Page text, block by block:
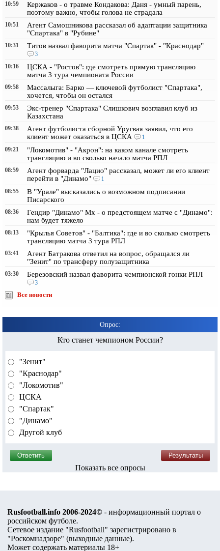
10:59
Кержаков - о травме Кондакова: Даня - умный парень,
поэтому важно, чтобы голова не страдала
10:51
Агент Самошникова рассказал об адаптации защитника
"Спартака" в "Рубине"
10:31 Титов назвал фаворита матча "Спартак" - "Краснодар"
3
10:16
ЦСКА - "Ростов": где смотреть прямую трансляцию
матча 3 тура чемпионата России
09:58
Массалыга: Барко — ключевой футболист "Спартака",
хочется, чтобы он остался
09:53
Экс-тренер "Спартака" Слишкович возглавил клуб из
Казахстана
09:38
Агент футболиста сборной Уругвая заявил, что его
клиент может оказаться в ЦСКА
1
09:21
"Локомотив" - "Акрон": на каком канале смотреть
трансляцию и во сколько начало матча РПЛ
08:59
Агент форварда "Лацио" рассказал, может ли его клиент
перейти в "Динамо"
1
08:55
В "Урале" высказались о возможном подписании
Писарского
08:36
Гендир "Динамо" Мх - о предстоящем матче с "Динамо":
нам будет тяжело
08:13
"Крылья Советов" - "Балтика": где и во сколько смотреть
трансляцию матча 3 тура РПЛ
03:41
Агент Батракова ответил на вопрос, обращался ли
"Зенит" по трансферу полузащитника
03:30 Березовский назвал фаворита чемпионской гонки РПЛ
3
Все новости
Опрос:
Кто станет чемпионом России?
"Зенит"
"Краснодар"
"Локомотив"
ЦСКА
"Спартак"
"Динамо"
Другой клуб
Показать все опросы
Rusfootball.info 2006-2024© - информационный портал о
российском футболе.
Сетевое издание "Rusfootball" зарегистрировано в
"Роскомнадзоре" (выходные данные).
Может содержать материалы 18+